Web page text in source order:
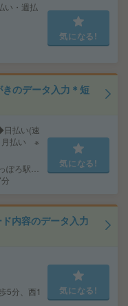
・週払
気になる!
きのデータ入力＊短
払い(速
月払い ※
ぽろ駅…
気になる!
内容のデータ入力
5分、西1
気になる!